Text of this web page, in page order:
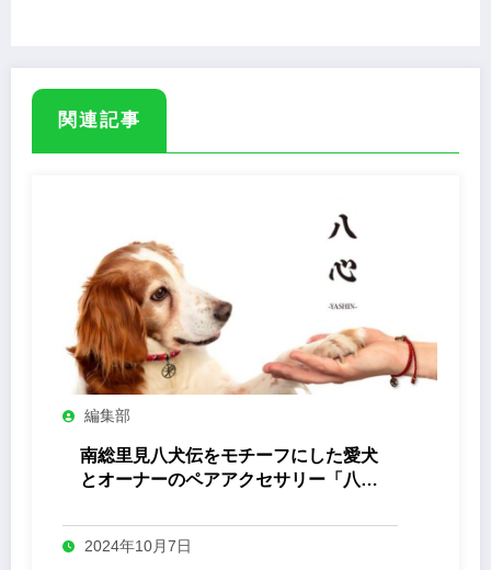
関連記事
編集部
南総里見八犬伝をモチーフにした愛犬
とオーナーのペアアクセサリー「八心
2024年10月7日